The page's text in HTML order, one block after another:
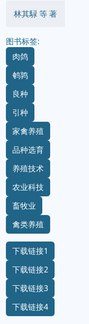
林其騄 等 著
图书标签:
肉鸽
鹌鹑
良种
引种
家禽养殖
品种选育
养殖技术
农业科技
畜牧业
禽类养殖
下载链接1
下载链接2
下载链接3
下载链接4